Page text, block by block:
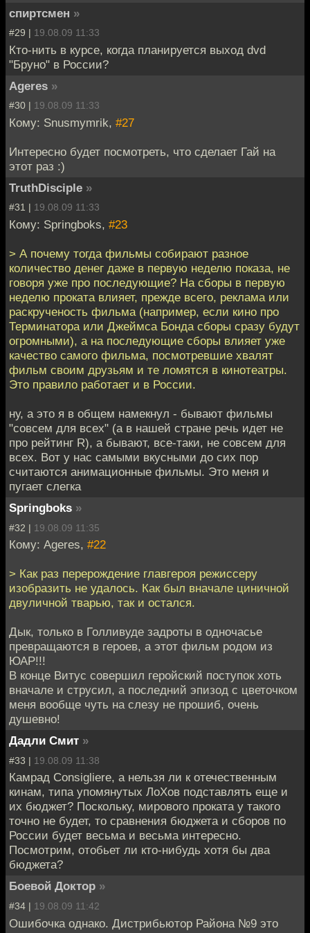
спиртсмен »
#29 | 19.08.09 11:33
Кто-нить в курсе, когда планируется выход dvd
"Бруно" в России?
Ageres »
#30 | 19.08.09 11:33
Кому: Snusmymrik, #27
Интересно будет посмотреть, что сделает Гай на
этот раз :)
TruthDisciple »
#31 | 19.08.09 11:33
Кому: Springboks, #23
> А почему тогда фильмы собирают разное
количество денег даже в первую неделю показа, не
говоря уже про последующие? На сборы в первую
неделю проката влияет, прежде всего, реклама или
раскрученость фильма (например, если кино про
Терминатора или Джеймса Бонда сборы сразу будут
огромными), а на последующие сборы влияет уже
качество самого фильма, посмотревшие хвалят
фильм своим друзьям и те ломятся в кинотеатры.
Это правило работает и в России.
ну, а это я в общем намекнул - бывают фильмы
"совсем для всех" (а в нашей стране речь идет не
про рейтинг R), а бывают, все-таки, не совсем для
всех. Вот у нас самыми вкусными до сих пор
считаются анимационные фильмы. Это меня и
пугает слегка
Springboks »
#32 | 19.08.09 11:35
Кому: Ageres, #22
> Как раз перерождение главгероя режиссеру
изобразить не удалось. Как был вначале циничной
двуличной тварью, так и остался.
Дык, только в Голливуде задроты в одночасье
превращаются в героев, а этот фильм родом из
ЮАР!!!
В конце Витус совершил геройский поступок хоть
вначале и струсил, а последний эпизод с цветочком
меня вообще чуть на слезу не прошиб, очень
душевно!
Дадли Смит »
#33 | 19.08.09 11:38
Камрад Consigliere, а нельзя ли к отечественным
кинам, типа упомянутых ЛоХов подставлять еще и
их бюджет? Поскольку, мирового проката у такого
точно не будет, то сравнения бюджета и сборов по
России будет весьма и весьма интересно.
Посмотрим, отобьет ли кто-нибудь хотя бы два
бюджета?
Боевой Доктор »
#34 | 19.08.09 11:42
Ошибочка однако. Дистрибьютор Района №9 это